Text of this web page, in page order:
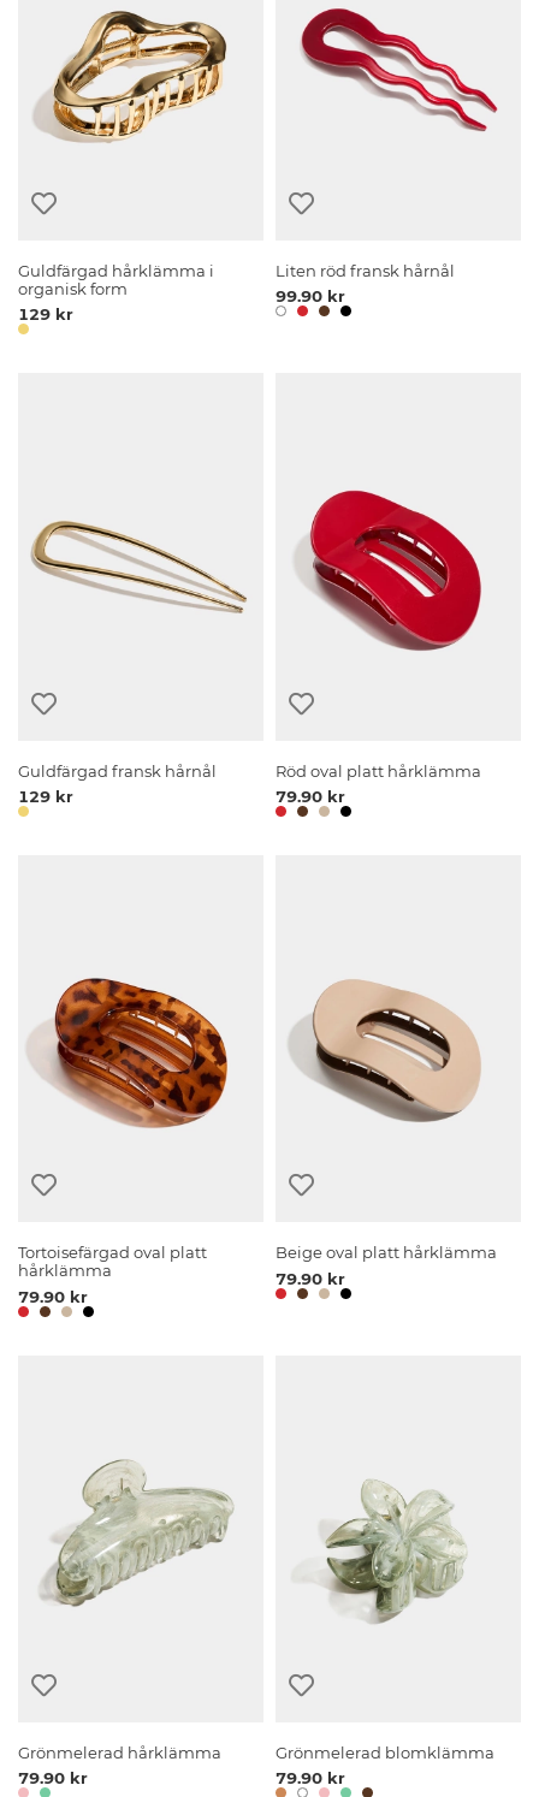
Guldfärgad hårklämma i
organisk form
129 kr
Liten röd fransk hårnål
99.90 kr
Guldfärgad fransk hårnål
129 kr
Röd oval platt hårklämma
79.90 kr
Tortoisefärgad oval platt
hårklämma
79.90 kr
Beige oval platt hårklämma
79.90 kr
Grönmelerad hårklämma
79.90 kr
Grönmelerad blomklämma
79.90 kr